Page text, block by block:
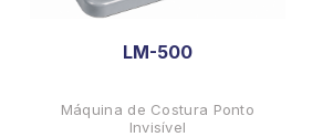
LM-500
Máquina de Costura Ponto
Invisível